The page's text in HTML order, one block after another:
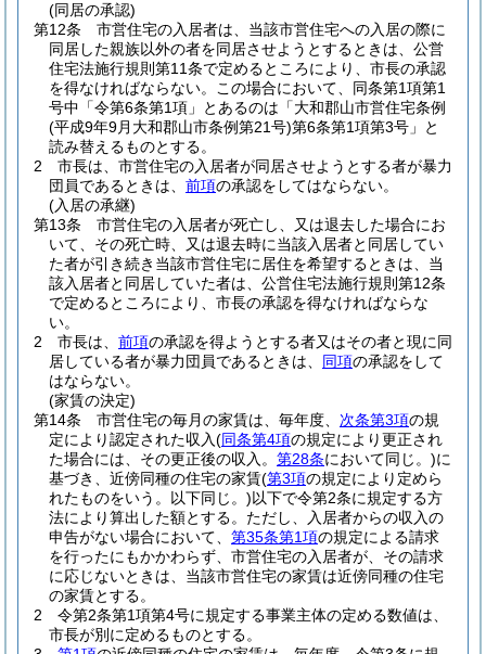
(同居の承認)
第12条
市営住宅の入居者は、当該市営住宅への入居の際に
同居した親族以外の者を同居させようとするときは、公営
住宅法施行規則第11条で定めるところにより、市長の承認
を得なければならない。
この場合において、同条第1項第1
号中「令第6条第1項」とあるのは「大和郡山市営住宅条例
(平成9年9月大和郡山市条例第21号)第6条第1項第3号」と
読み替えるものとする。
2
市長は、市営住宅の入居者が同居させようとする者が暴力
団員であるときは、 前項の承認をしてはならない。
(入居の承継)
第13条
市営住宅の入居者が死亡し、又は退去した場合にお
いて、その死亡時、又は退去時に当該入居者と同居してい
た者が引き続き当該市営住宅に居住を希望するときは、当
該入居者と同居していた者は、公営住宅法施行規則第12条
で定めるところにより、市長の承認を得なければならな
い。
2
市長は、 前項の承認を得ようとする者又はその者と現に同
居している者が暴力団員であるときは、 同項の承認をして
はならない。
(家賃の決定)
第14条
市営住宅の毎月の家賃は、毎年度、 次条第3項の規
定により認定された収入(同条第4項の規定により更正され
た場合には、その更正後の収入。 第28条において同じ。)に
基づき、近傍同種の住宅の家賃(第3項の規定により定めら
れたものをいう。以下同じ。)以下で令第2条に規定する方
法により算出した額とする。 ただし、入居者からの収入の
申告がない場合において、 第35条第1項の規定による請求
を行ったにもかかわらず、市営住宅の入居者が、その請求
に応じないときは、当該市営住宅の家賃は近傍同種の住宅
の家賃とする。
2
令第2条第1項第4号に規定する事業主体の定める数値は、
市長が別に定めるものとする。